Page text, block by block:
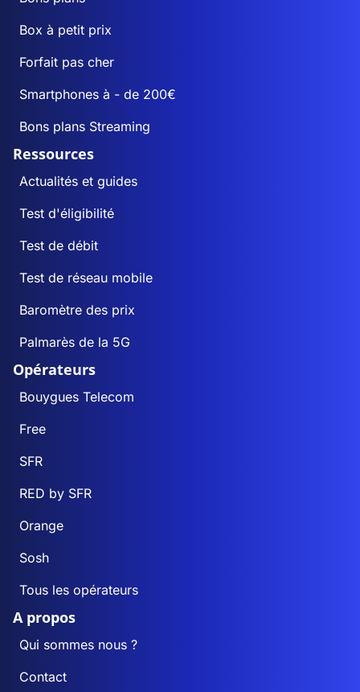
Box à petit prix
Forfait pas cher
Smartphones à - de 200€
Bons plans Streaming
Ressources
Actualités et guides
Test d'éligibilité
Test de débit
Test de réseau mobile
Baromètre des prix
Palmarès de la 5G
Opérateurs
Bouygues Telecom
Free
SFR
RED by SFR
Orange
Sosh
Tous les opérateurs
A propos
Qui sommes nous ?
Contact